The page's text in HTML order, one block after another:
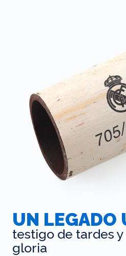
UN LEGADO
testigo de tardes
gloria